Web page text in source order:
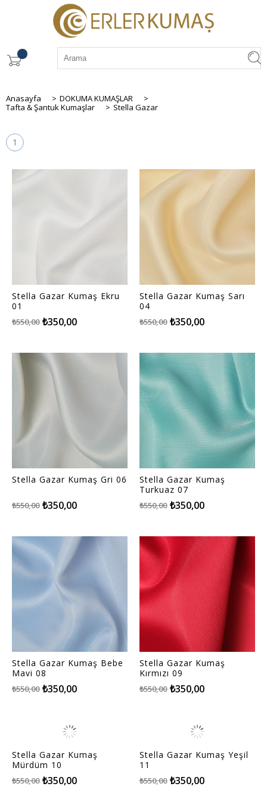
Anasayfa > DOKUMA KUMAŞLAR
>
Tafta & Şantuk Kumaşlar
> Stella Gazar
1
Stella Gazar Kumaş Ekru
01
₺350,00
₺550,00
Stella Gazar Kumaş Sarı
04
₺350,00
₺550,00
Stella Gazar Kumaş Gri 06
₺350,00
₺550,00
Stella Gazar Kumaş
Turkuaz 07
₺350,00
₺550,00
Stella Gazar Kumaş Bebe
Mavi 08
₺350,00
₺550,00
Stella Gazar Kumaş
Kırmızı 09
₺350,00
₺550,00
Stella Gazar Kumaş
Mürdüm 10
₺350,00
₺550,00
Stella Gazar Kumaş Yeşil
11
₺350,00
₺550,00